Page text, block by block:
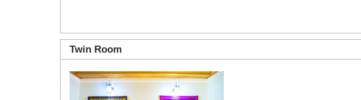
Twin Room
Previous Next